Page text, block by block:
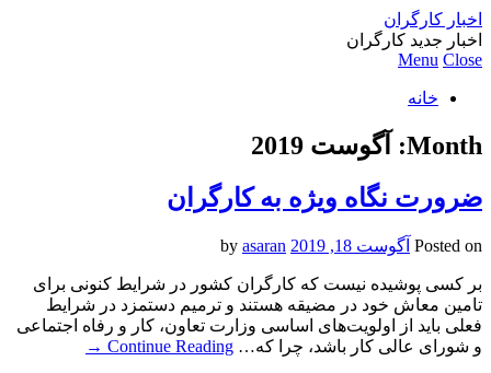
اخبار کارگران
اخبار جدید کارگران
Menu Close
خانه
Month:
آگوست 2019
ضرورت نگاه ویژه به کارگران
Posted on آگوست 18, 2019 asaran
بر کسی پوشیده نیست که کارگران کشور در شرایط کنونی برای
تامین معاش خود در مضیقه هستند و ترمیم دستمزد در شرایط
فعلی باید از اولویت‌های اساسی وزارت تعاون، کار و رفاه اجتماعی
و شورای عالی کار باشد، چرا که… Continue Reading
→